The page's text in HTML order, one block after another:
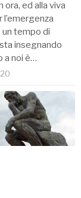
ora, ed alla viva
un tempo di
insegnando
a noi è…